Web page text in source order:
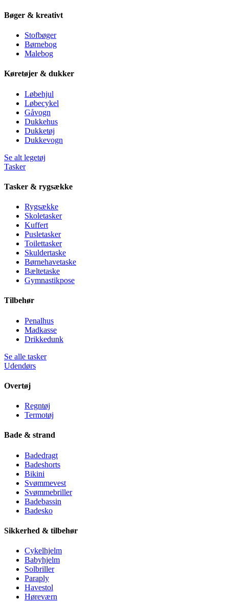
Bøger & kreativt
Stofbøger
Børnebog
Malebog
Køretøjer & dukker
Løbehjul
Løbecykel
Gåvogn
Dukkehus
Dukketøj
Dukkevogn
Se alt legetøj
Tasker
Tasker & rygsække
Rygsække
Skoletasker
Kuffert
Pusletasker
Toilettasker
Skuldertaske
Børnehavetaske
Bæltetaske
Gymnastikpose
Tilbehør
Penalhus
Madkasse
Drikkedunk
Se alle tasker
Udendørs
Overtøj
Regntøj
Termotøj
Bade & strand
Badedragt
Badeshorts
Bikini
Svømmevest
Svømmebriller
Badebassin
Badesko
Sikkerhed & tilbehør
Cykelhjelm
Babyhjelm
Solbriller
Paraply
Havestol
Høreværn